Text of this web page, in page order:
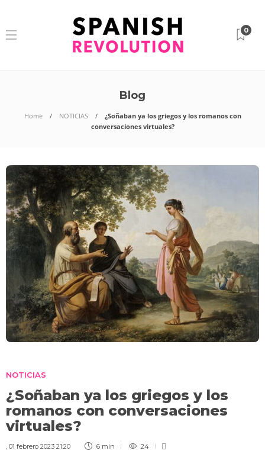
0
Blog
Home NOTICIAS
¿Soñaban ya los griegos y los romanos con
conversaciones virtuales?
NOTICIAS
¿Soñaban ya los griegos y los
romanos con conversaciones
virtuales?
, 01 febrero 2023 21:20 6 min 24